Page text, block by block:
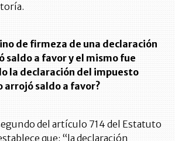
de firmeza de una declaración
saldo a favor y el mismo fue
la declaración del impuesto
arrojó saldo a favor?
del artículo 714 del Estatuto
que: “la declaración